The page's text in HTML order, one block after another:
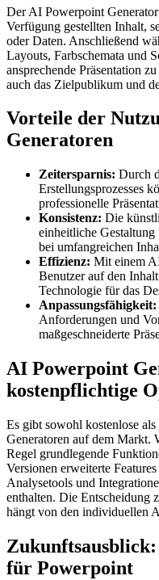
Der AI Powerpoint
Verfügung gestellten Inhalt,
oder Daten. Anschließend
Layouts, Farbschemata und
ansprechende Präsentation
auch das Zielpublikum und
Vorteile der
Generatoren
Zeitersparnis: Durch
Erstellungsprozesses
professionelle
Konsistenz: Die
einheitliche Gestaltung
bei umfangreichen
Effizienz: Mit einem
Benutzer auf den
Technologie für das
Anpassungsfähigkeit:
Anforderungen und
maßgeschneiderte
AI Powerpoint
kostenpflichtige
Es gibt sowohl kostenlose
Generatoren auf dem Markt.
Regel grundlegende
Versionen erweiterte
Analysetools und
enthalten. Die Entscheidung
hängt von den individuellen
für Powerpoint